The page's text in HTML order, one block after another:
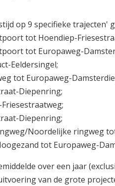
op 9 specifieke trajecten'
tot Hoendiep-
tot Europaweg-
Eeldersingel;
tot Europaweg-
Diepenring;
Diepenring;
Noordelijke ringweg
tot Europaweg-
over een jaar
van de grote